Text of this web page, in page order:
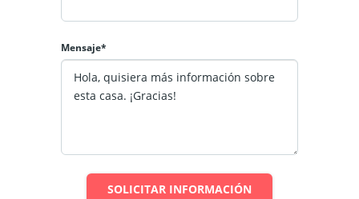
-Orientación Nor-Poniente.
Gastos comunes 150.000 aprox.
gimnasio, quincho, sala de eventos, lavandería y
estacionamiento de visita.
Mensaje*
SOLICITAR INFORMACIÓN